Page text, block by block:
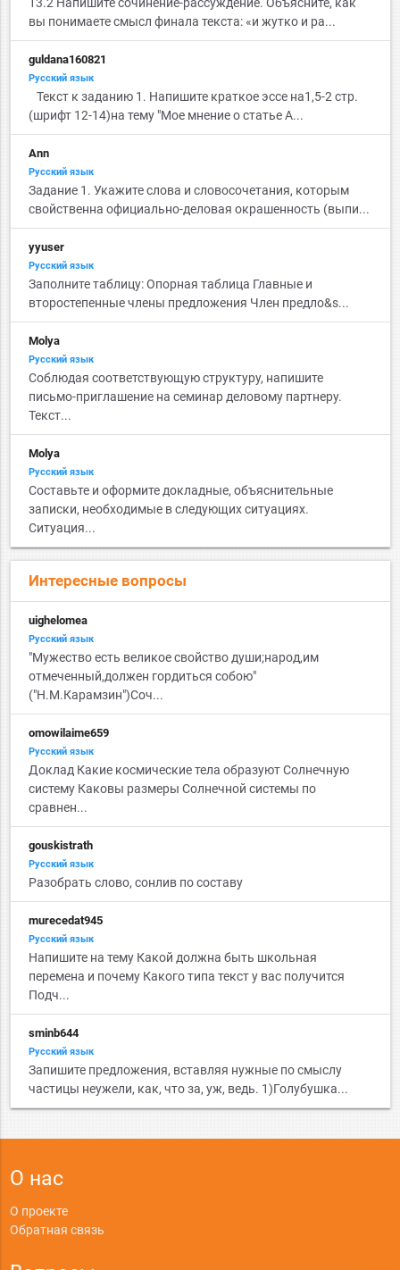
вы понимаете смысл финала текста: «и жутко и ра...
guldana160821
Русский язык
Текст к заданию 1. Напишите краткое эссе на1,5-2 стр.
(шрифт 12-14)на тему "Мое мнение о статье А...
Ann
Русский язык
Задание 1. Укажите слова и словосочетания, которым
свойственна официально-деловая окрашенность (выпи...
yyuser
Русский язык
Заполните таблицу: Опорная таблица Главные и
второстепенные члены предложения Член предло&s...
Molya
Русский язык
Соблюдая соответствующую структуру, напишите
письмо-приглашение на семинар деловому партнеру.
Текст...
Molya
Русский язык
Составьте и оформите докладные, объяснительные
записки, необходимые в следующих ситуациях.
Ситуация...
Интересные вопросы
uighelomea
Русский язык
"Мужество есть великое свойство души;народ,им
отмеченный,должен гордиться собою"
("Н.М.Карамзин")Соч...
omowilaime659
Русский язык
Доклад Какие космические тела образуют Солнечную
систему Каковы размеры Солнечной системы по
сравнен...
gouskistrath
Русский язык
Разобрать слово, сонлив по составу
murecedat945
Русский язык
Напишите на тему Какой должна быть школьная
перемена и почему Какого типа текст у вас получится
Подч...
sminb644
Русский язык
Запишите предложения, вставляя нужные по смыслу
частицы неужели, как, что за, уж, ведь. 1)Голубушка...
О нас
О проекте
Обратная связь